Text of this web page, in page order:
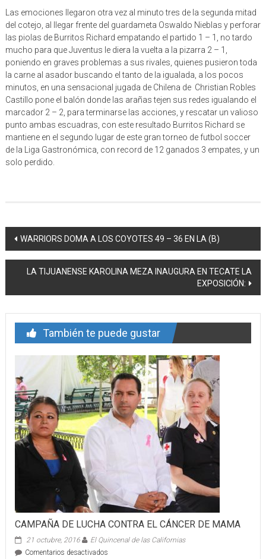
Las emociones llegaron otra vez al minuto tres de la segunda mitad
del cotejo, al llegar frente del guardameta Oswaldo Nieblas y perforar
las piolas de Burritos Richard empatando el partido 1 – 1, no tardo
mucho para que Juventus le diera la vuelta a la pizarra 2 – 1,
poniendo en graves problemas a sus rivales, quienes pusieron toda
la carne al asador buscando el tanto de la igualada, a los pocos
minutos, en una sensacional jugada de Chilena de Christian Robles
Castillo pone el balón donde las arañas tejen sus redes igualando el
marcador 2 – 2, para terminarse las acciones, y rescatar un valioso
punto ambas escuadras, con este resultado Burritos Richard se
mantiene en el segundo lugar de este gran torneo de futbol soccer
de la Liga Gastronómica, con record de 12 ganados 3 empates, y un
solo perdido.
Navegación
de
entrada
WARRIORS DOMA A LOS COYOTES 49 – 36 EN LA (B)
LA TIJUANENSE KAROLINA MEZA INAUGURA EN TECATE LA
EXPOSICIÓN:
También te puede gustar
CAMPAÑA DE LUCHA CONTRA EL CÁNCER DE MAMA
21 octubre, 2016
El Quincenal de las Californias
Comentarios desactivadosen